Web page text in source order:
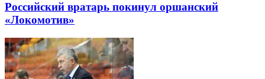
Российский вратарь покинул оршанский
«Локомотив»